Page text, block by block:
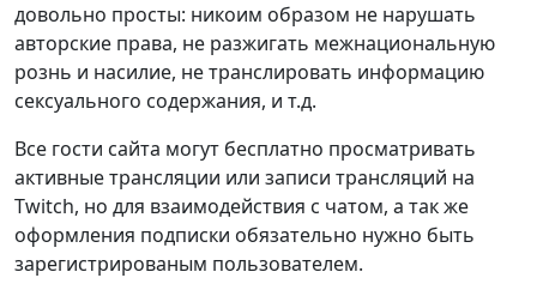
довольно просты: никоим образом не нарушать
авторские права, не разжигать межнациональную
рознь и насилие, не транслировать информацию
сексуального содержания, и т.д.
Все гости сайта могут бесплатно просматривать
активные трансляции или записи трансляций на
Twitch, но для взаимодействия с чатом, а так же
оформления подписки обязательно нужно быть
зарегистрированым пользователем.